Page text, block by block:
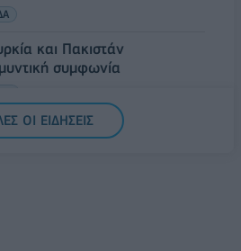
και Πακιστάν
συμφωνία
ΟΙ ΕΙΔΗΣΕΙΣ